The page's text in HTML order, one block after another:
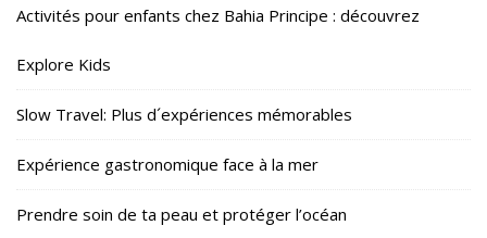
Activités pour enfants chez Bahia Principe : découvrez
Explore Kids
Slow Travel: Plus d´expériences mémorables
Expérience gastronomique face à la mer
Prendre soin de ta peau et protéger l’océan